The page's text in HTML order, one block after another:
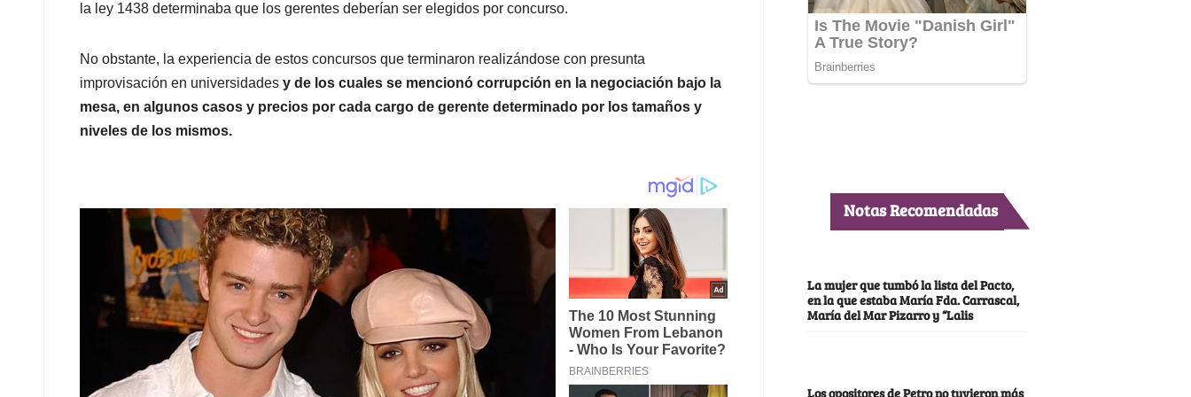
la ley 1438 determinaba que los gerentes deberían ser elegidos por concurso.
No obstante, la experiencia de estos concursos que terminaron realizándose con presunta
improvisación en universidades y de los cuales se mencionó corrupción en la negociación bajo la
mesa, en algunos casos y precios por cada cargo de gerente determinado por los tamaños y
niveles de los mismos.
Notas Recomendadas
La mujer que tumbó la lista del Pacto,
en la que estaba María Fda. Carrascal,
María del Mar Pizarro y “Lalis
Los opositores de Petro no tuvieron más